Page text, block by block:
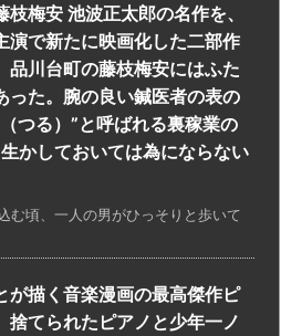
枝梅安 池波正太郎の名作を、
演で新たに映画化した二部作
品川台町の藤枝梅安にはふた
った。腕の良い鍼医者の表の
つる）”と呼ばれる裏稼業の
かしておいては為にならない
む頃、一人の男がひっそりと歩いて
が描く音楽漫画の最高傑作ピ
捨てられたピアノと少年一ノ